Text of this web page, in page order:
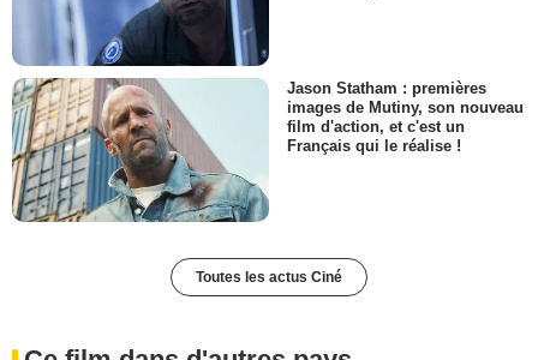
Jason Statham : premières
images de Mutiny, son nouveau
film d'action, et c'est un
Français qui le réalise !
Toutes les actus Ciné